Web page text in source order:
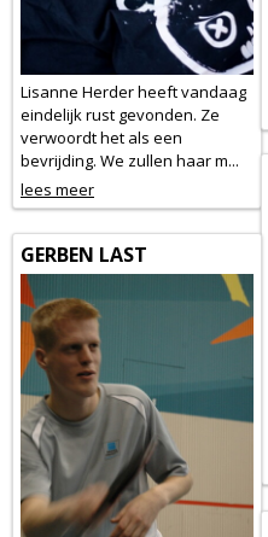
Lisanne Herder heeft vandaag
eindelijk rust gevonden. Ze
verwoordt het als een
bevrijding. We zullen haar m...
lees meer
GERBEN LAST